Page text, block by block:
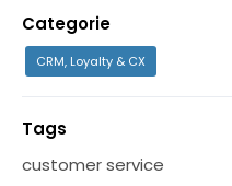
Categorie
CRM, Loyalty & CX
Tags
customer service